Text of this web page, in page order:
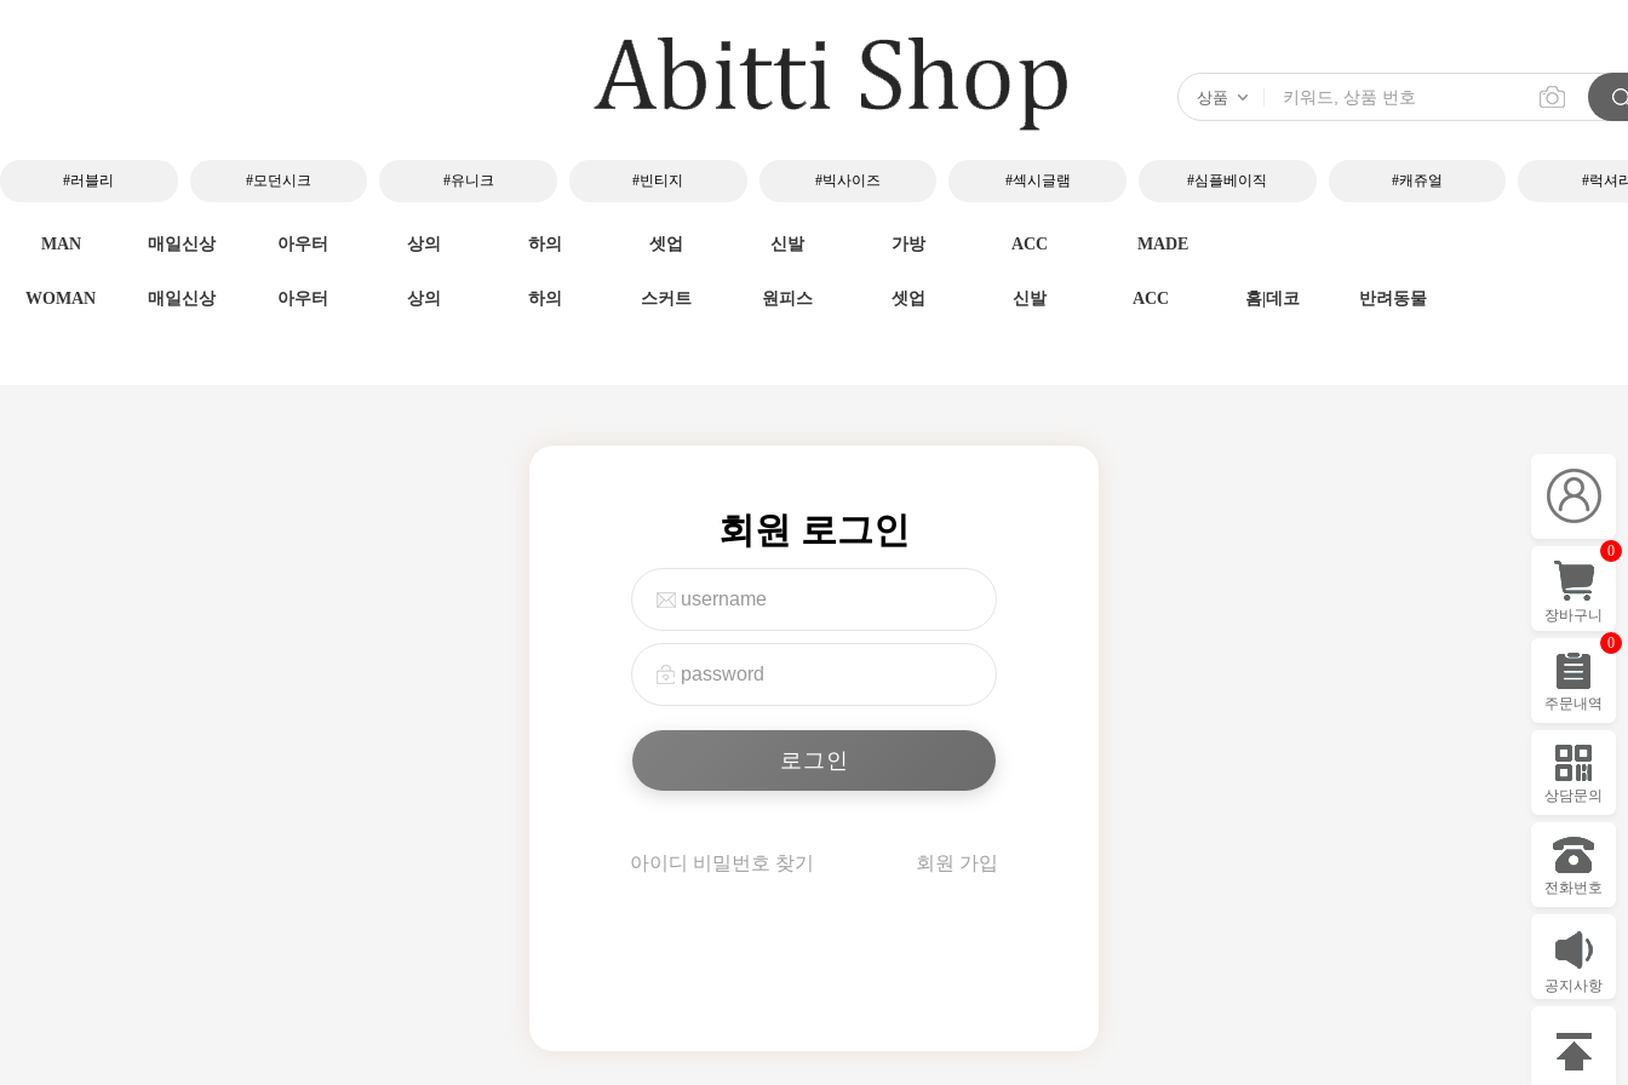
#러블리 #모던시크 #유니크 #빈티지 #빅사이즈 #섹시글램 #심플베이직 #캐쥬얼 #럭셔
MAN 매일신상 아우터 상의 하의 셋업 신발 가방 ACC MADE
WOMAN 매일신상 아우터 상의 하의 스커트 원피스 셋업 신발 ACC 홈|데코 반려동물
회원 로그인
아이디 비밀번호 찾기 회원 가입
장바구니
0
주문내역
0
상담문의
전화번호
공지사항